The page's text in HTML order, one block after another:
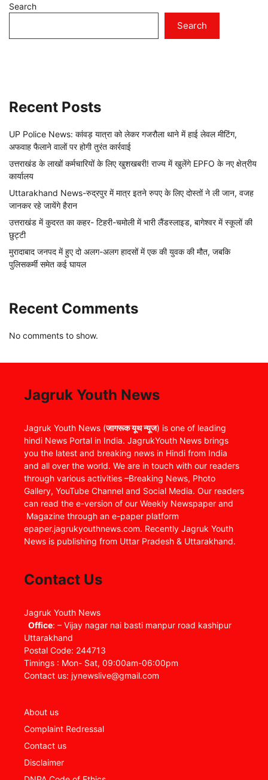
Search
Search
Recent Posts
UP Police News: कांवड़ यात्रा को लेकर गजरौला थाने में हाई लेवल मीटिंग,
अफवाह फैलाने वालों पर होगी तुरंत कार्रवाई
उत्तराखंड के लाखों कर्मचारियों के लिए खुशखबरी! राज्य में खुलेंगे EPFO के नए क्षेत्रीय
कार्यालय
Uttarakhand News-रुद्रपुर में मात्र इतने रुपए के लिए दोस्तों ने ली जान, वजह
जानकर रहे जायेंगे हैरान
उत्तराखंड में कुदरत का कहर- टिहरी-चमोली में भारी लैंडस्लाइड, बागेश्वर में स्कूलों की
छुट्टी
मुरादाबाद जनपद में हुए दो अलग-अलग हादसों में एक की युवक की मौत, जबकि
पुलिसकर्मी समेत कई घायल
Recent Comments
No comments to show.
Jagruk Youth News
Jagruk Youth News (जागरूक यूथ न्यूज) is one of leading
hindi News Portal in India. JagrukYouth News brings
you the latest and breaking news in Hindi from India
and all over the world. We are in touch with our readers
through various activities –Breaking News, Photo
Gallery, YouTube Channel and Social Media. Our readers
can read the e-version of our Weekly Newspaper and
Magazine through an e-paper platform
epaper.jagrukyouthnews.com. Recently Jagruk Youth
News is publishing from Uttar Pradesh & Uttarakhand.
Contact Us
Jagruk Youth News
Office: – Vijay nagar nai basti manpur road kashipur
Uttarakhand
Postal Code: 244713
Timings : Mon- Sat, 09:00am-06:00pm
Contact us: jynewslive@gmail.com
About us
Complaint Redressal
Contact us
Disclaimer